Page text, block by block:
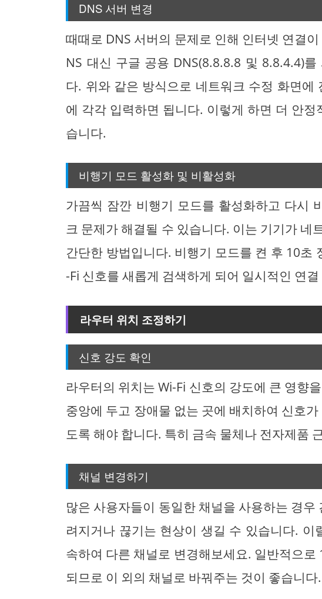
DNS 서버 변경
때때로 DNS 서버의 문제로 인해 인터넷 연결
NS 대신 구글 공용 DNS(8.8.8.8 및 8.8.4.4)
다. 위와 같은 방식으로 네트워크 수정 화면에
에 각각 입력하면 됩니다. 이렇게 하면 더 안
습니다.
비행기 모드 활성화 및 비활성화
가끔씩 잠깐 비행기 모드를 활성화하고 다시
크 문제가 해결될 수 있습니다. 이는 기기가 네
간단한 방법입니다. 비행기 모드를 켠 후 10초
-Fi 신호를 새롭게 검색하게 되어 일시적인 연
라우터 위치 조정하기
신호 강도 확인
라우터의 위치는 Wi-Fi 신호의 강도에 큰 영향
중앙에 두고 장애물 없는 곳에 배치하여 신호
도록 해야 합니다. 특히 금속 물체나 전자제품
채널 변경하기
많은 사용자들이 동일한 채널을 사용하는 경우
려지거나 끊기는 현상이 생길 수 있습니다. 이
속하여 다른 채널로 변경해보세요. 일반적으로
되므로 이 외의 채널로 바꿔주는 것이 좋습니다.